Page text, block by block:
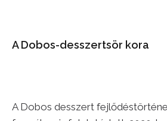
A Dobos-desszertsör kora
A Dobos desszert